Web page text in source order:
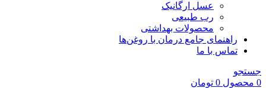
عسل ارگانیک
رب طبیعی
محصولات بهداشتی
راهنمای جامع درمان با روغن‌ها
تماس با ما
جستجو
0 محصول 0 تومان